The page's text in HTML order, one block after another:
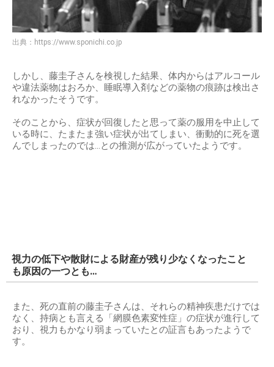
出典： https://www.sponichi.co.jp
しかし、藤圭子さんを検視した結果、体内からはアルコール
や違法薬物はおろか、睡眠導入剤などの薬物の痕跡は検出さ
れなかったそうです。
そのことから、症状が回復したと思って薬の服用を中止して
いる時に、たまたま強い症状が出てしまい、衝動的に死を選
んでしまったのでは…との推測が広がっていたようです。
視力の低下や散財による財産が残り少なくなったこと
も原因の一つとも…
また、死の直前の藤圭子さんは、それらの精神疾患だけでは
なく、持病とも言える「網膜色素変性症」の症状が進行して
おり、視力もかなり弱まっていたとの証言もあったようで
す。